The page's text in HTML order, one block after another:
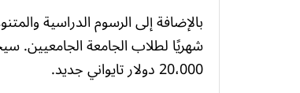
شهريًا لطلاب الجامعة الجامعيين.
20،000 دولار تايواني جديد.